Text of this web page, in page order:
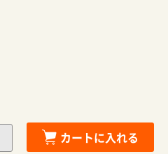
カートに入れる